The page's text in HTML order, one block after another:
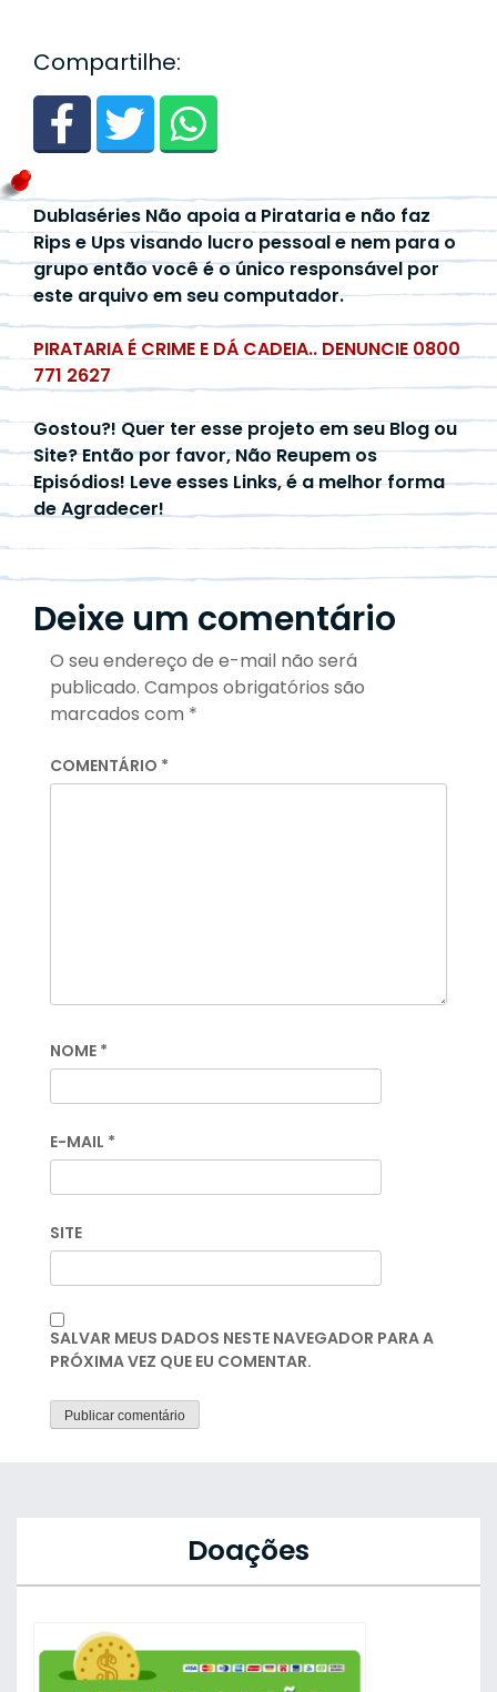
Compartilhe:
Dublaséries Não apoia a Pirataria e não faz
Rips e Ups visando lucro pessoal e nem para o
grupo então você é o único responsável por
este arquivo em seu computador.
PIRATARIA É CRIME E DÁ CADEIA.. DENUNCIE 0800
771 2627
Gostou?! Quer ter esse projeto em seu Blog ou
Site? Então por favor, Não Reupem os
Episódios! Leve esses Links, é a melhor forma
de Agradecer!
Deixe um comentário
O seu endereço de e-mail não será
publicado. Campos obrigatórios são
marcados com *
COMENTÁRIO *
NOME *
E-MAIL *
SITE
SALVAR MEUS DADOS NESTE NAVEGADOR PARA A
PRÓXIMA VEZ QUE EU COMENTAR.
Doações